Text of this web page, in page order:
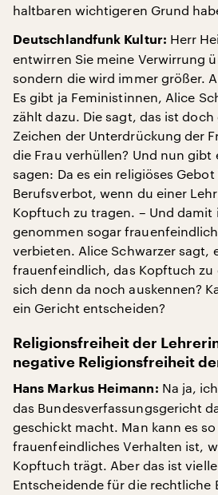
haltbaren wichtigeren Grund
Deutschlandfunk Kultur: Herr
entwirren Sie meine Verwirrung
sondern die wird immer größer.
Es gibt ja Feministinnen, Alice
zählt dazu. Die sagt, das ist doch
Zeichen der Unterdrückung der
die Frau verhüllen? Und nun gibt
sagen: Da es ein religiöses
Berufsverbot, wenn du einer
Kopftuch zu tragen. – Und damit
genommen sogar
verbieten. Alice Schwarzer sagt,
frauenfeindlich, das Kopftuch zu
sich denn da noch auskennen?
ein Gericht entscheiden?
Religionsfreiheit der
negative Religionsfreiheit
Hans Markus Heimann: Na ja,
das Bundesverfassungsgericht
geschickt macht. Man kann es
frauenfeindliches Verhalten ist,
Kopftuch trägt. Aber das ist
Entscheidende für die rechtliche